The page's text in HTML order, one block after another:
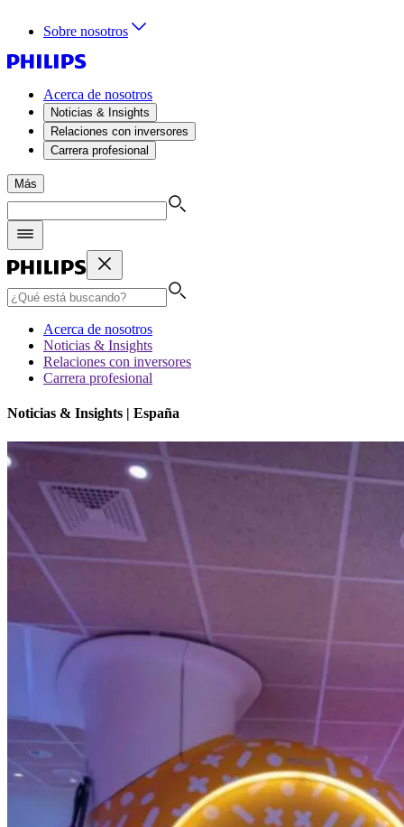
Sobre nosotros
Acerca de nosotros
Noticias & Insights
Relaciones con inversores
Carrera profesional
Más
Acerca de nosotros
Noticias & Insights
Relaciones con inversores
Carrera profesional
Noticias & Insights | España